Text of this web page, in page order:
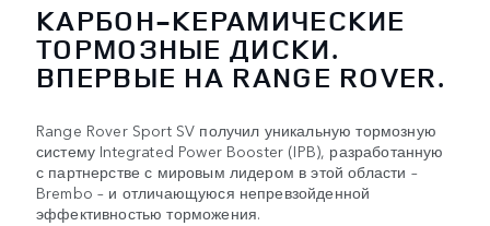
КАРБОН-КЕРАМИЧЕСКИЕ
ТОРМОЗНЫЕ ДИСКИ.
ВПЕРВЫЕ НА RANGE ROVER.
Range Rover Sport SV получил уникальную тормозную
систему Integrated Power Booster (IPB), разработанную
с партнерстве с мировым лидером в этой области –
Brembo – и отличающуюся непревзойденной
эффективностью торможения.